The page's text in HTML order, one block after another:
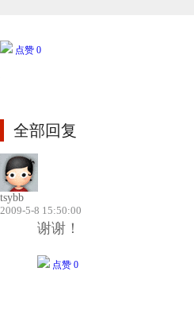
点赞 0
全部回复
tsybb
2009-5-8 15:50:00
谢谢！
点赞 0